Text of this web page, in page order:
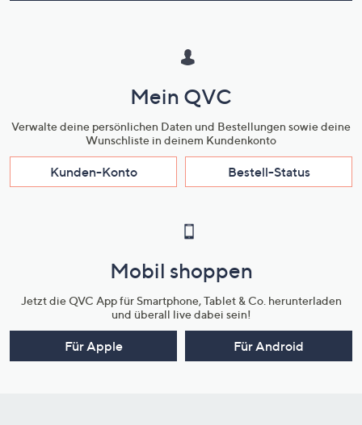
Mein QVC
Verwalte deine persönlichen Daten und Bestellungen sowie deine
Wunschliste in deinem Kundenkonto
Kunden-Konto Bestell-Status
Mobil shoppen
Jetzt die QVC App für Smartphone, Tablet & Co. herunterladen
und überall live dabei sein!
Für Apple Für Android